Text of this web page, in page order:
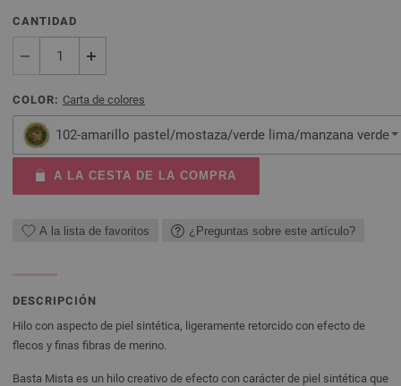
CANTIDAD
COLOR: Carta de colores
102-amarillo pastel/mostaza/verde lima/manzana verde
A LA CESTA DE LA COMPRA
A la lista de favoritos ¿Preguntas sobre este artículo?
DESCRIPCIÓN
Hilo con aspecto de piel sintética, ligeramente retorcido con efecto de
flecos y finas fibras de merino.
Basta Mista es un hilo creativo de efecto con carácter de piel sintética que